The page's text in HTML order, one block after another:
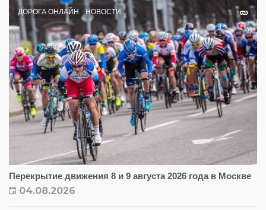
ДОРОГА ОНЛАЙН НОВОСТИ
Перекрытие движения 8 и 9 августа 2026 года в Москве
04.08.2026